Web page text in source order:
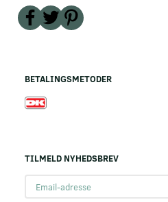
BETALINGSMETODER
TILMELD NYHEDSBREV
adresse